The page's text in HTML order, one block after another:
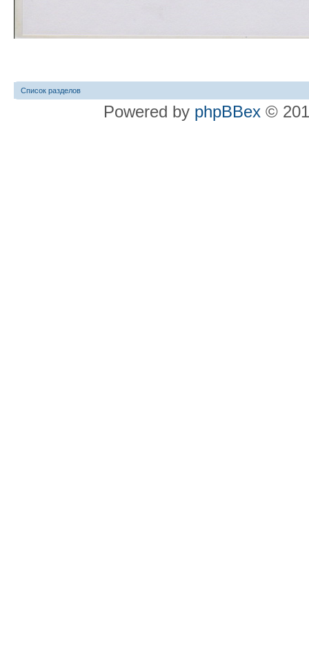
Список разделов
Powered by phpBBex ©